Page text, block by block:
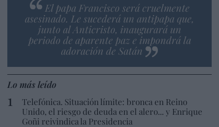
El papa Francisco será cruelmente
asesinado. Le sucederá un antipapa que,
junto al Anticristo, inaugurará un
periodo de aparente paz e impondrá la
adoración de Satán
Lo más leído
Telefónica. Situación límite: bronca en Reino
Unido, el riesgo de deuda en el alero... y Enrique
Goñi reivindica la Presidencia